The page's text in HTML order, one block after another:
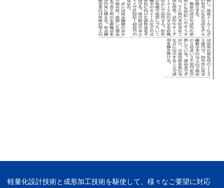
軽量化設計技術と成形加工技術を駆使して、様々なご要望に対応